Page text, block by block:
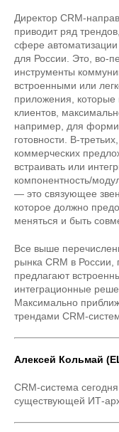
Директор CRM-
приводит ряд
сфере автоматизации
для России. Это, во-
инструменты
встроенными или
приложения, которые
клиентов,
например, для
готовности. В-
коммерческих
встраивать или
компонентность/
— это связующее
которое должно
меняться и быть
Все выше
рынка CRM в России,
предлагают
интеграционные
Максимально
трендами CRM-
Алексей Кольмай
CRM-система
существующей ИТ-